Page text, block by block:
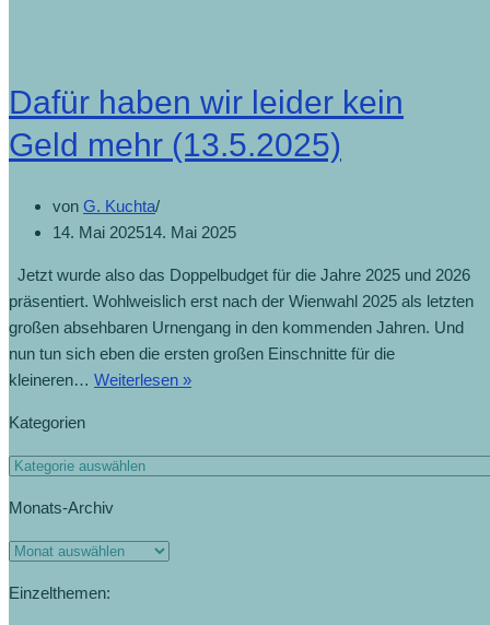
Dafür haben wir leider kein
Geld mehr (13.5.2025)
von G. Kuchta
14. Mai 202514. Mai 2025
Jetzt wurde also das Doppelbudget für die Jahre 2025 und 2026
präsentiert. Wohlweislich erst nach der Wienwahl 2025 als letzten
großen absehbaren Urnengang in den kommenden Jahren. Und
nun tun sich eben die ersten großen Einschnitte für die
kleineren… Weiterlesen »
Kategorien
Monats-Archiv
Einzelthemen: